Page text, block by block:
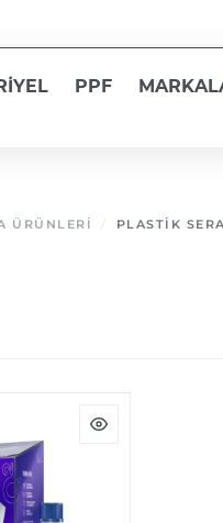
PPF
ÜRÜNLERI PLASTIK